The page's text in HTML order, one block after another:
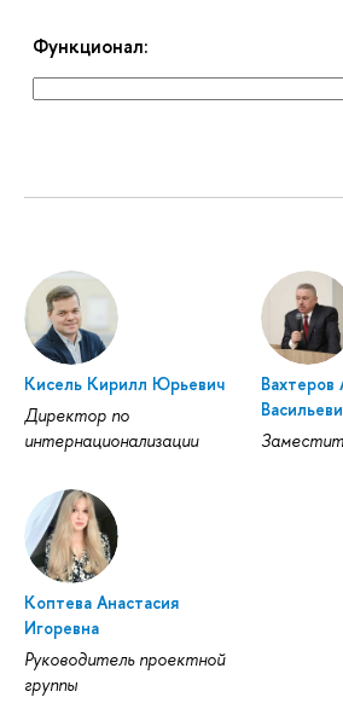
Функционал:
Кисель Кирилл Юрьевич
Директор по
интернационализации
Вахтеров
Коптева Анастасия
Игоревна
Руководитель проектной
группы